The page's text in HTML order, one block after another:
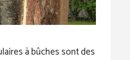
à bûches sont des